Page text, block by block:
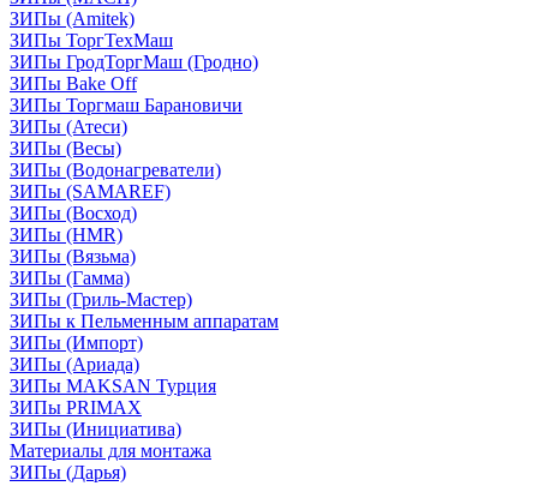
ЗИПы (Amitek)
ЗИПы ТоргТехМаш
ЗИПы ГродТоргМаш (Гродно)
ЗИПы Bake Off
ЗИПы Торгмаш Барановичи
ЗИПы (Атеси)
ЗИПы (Весы)
ЗИПы (Водонагреватели)
ЗИПы (SAMAREF)
ЗИПы (Восход)
ЗИПы (HMR)
ЗИПы (Вязьма)
ЗИПы (Гамма)
ЗИПы (Гриль-Мастер)
ЗИПы к Пельменным аппаратам
ЗИПы (Импорт)
ЗИПы (Ариада)
ЗИПы MAKSAN Турция
ЗИПы PRIMAX
ЗИПы (Инициатива)
Материалы для монтажа
ЗИПы (Дарья)